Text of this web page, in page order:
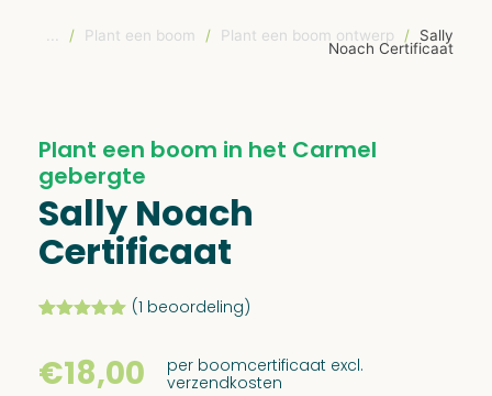
/ Plant een boom / Plant een boom ontwerp / Sally
Noach Certificaat
Plant een boom in het Carmel
gebergte
Sally Noach
Certificaat
gebaseerd
op klant
(1 beoordeling)
€18,00
per boomcertificaat excl.
verzendkosten